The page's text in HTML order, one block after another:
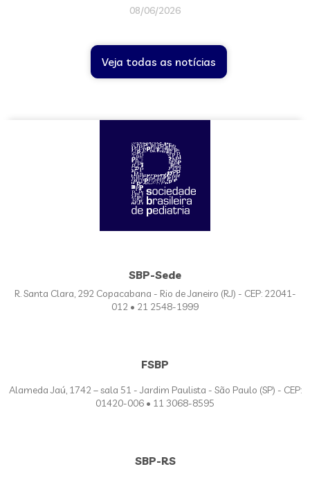
08/06/2026
Veja todas as notícias
SBP-Sede
R. Santa Clara, 292 Copacabana - Rio de Janeiro (RJ) - CEP: 22041-
012 • 21 2548-1999
FSBP
Alameda Jaú, 1742 – sala 51 - Jardim Paulista - São Paulo (SP) - CEP:
01420-006 • 11 3068-8595
SBP-RS